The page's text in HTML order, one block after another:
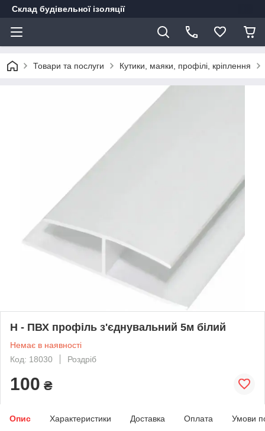
Склад будівельної ізоляції
Товари та послуги Кутики, маяки, профілі, кріплення
Н - ПВХ профіль з'єднувальний 5м білий
Немає в наявності
Код: 18030
Роздріб
100 ₴
Опис Характеристики Доставка Оплата Умови